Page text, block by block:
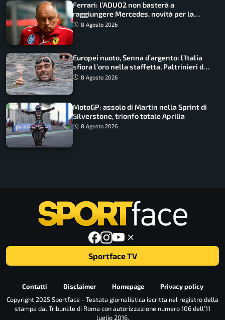
Ferrari: l’ADUO2 non basterà a
raggiungere Mercedes, novità per la
Macarena
8 Agosto 2026
Europei nuoto, Senna d’argento: l’Italia
sfiora l’oro nella staffetta, Paltrinieri da
urlo, il bilancio azzurro
8 Agosto 2026
MotoGP: assolo di Martin nella Sprint di
Silverstone, trionfo totale Aprilia
8 Agosto 2026
Sportface TV
Contatti Disclaimer Homepage
Privacy policy
Copyright 2025 Sportface - Testata giornalistica iscritta nel registro della
stampa dal Tribunale di Roma con autorizzazione numero 106 dell’11
luglio 2016.